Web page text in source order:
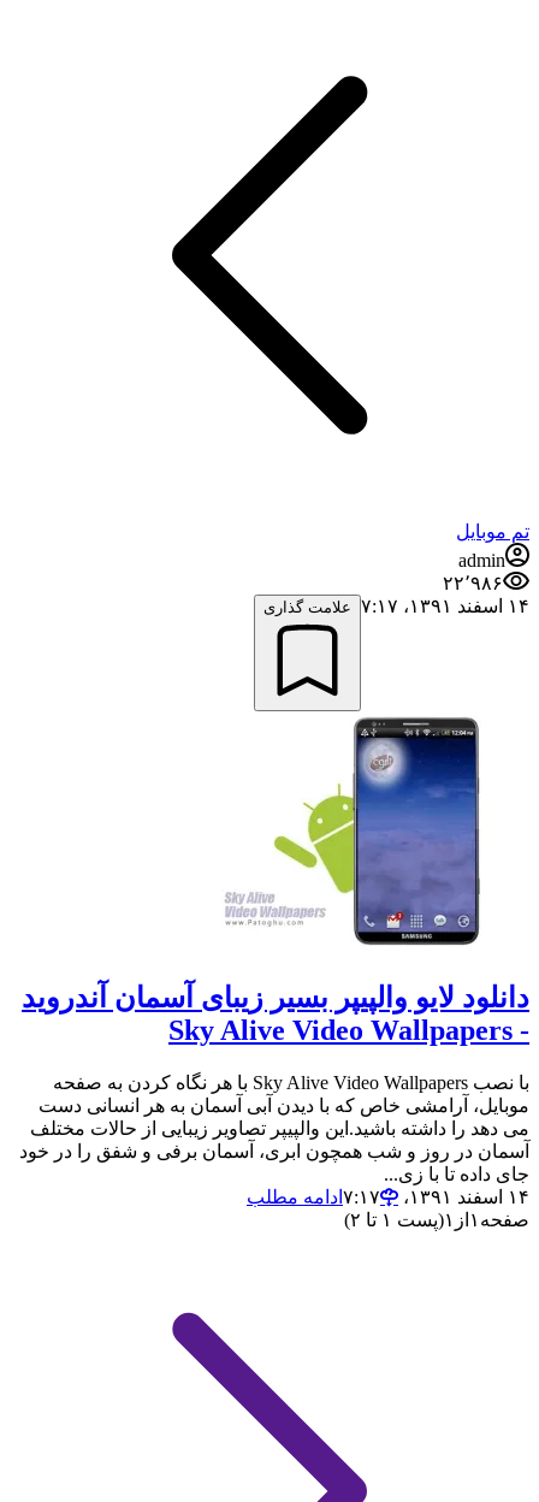
تم موبایل
admin
۲۲٬۹۸۶
۱۴ اسفند ۱۳۹۱،‏ ۷:۱۷
علامت گذاری
دانلود لایو والپیپر بسیر زیبای آسمان آندروید
- Sky Alive Video Wallpapers
با نصب Sky Alive Video Wallpapers با هر نگاه کردن به صفحه
موبایل، آرامشی خاص که با دیدن آبی آسمان به هر انسانی دست
می دهد را داشته باشید.این والپیپر تصاویر زیبایی از حالات مختلف
آسمان در روز و شب همچون ابری،‌ آسمان برفی و شفق را در خود
جای داده تا با زی...
۱۴ اسفند ۱۳۹۱،‏ ۷:۱۷
ادامه مطلب
صفحه ۱ از ۱(پست ۱ تا ۲)